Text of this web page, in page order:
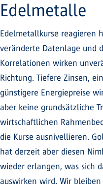
Edelmetalle
Edelmetallkurse reagieren
veränderte Datenlage und
Korrelationen wirken
Richtung. Tiefere Zinsen,
günstigere Energiepreise
aber keine grundsätzliche
wirtschaftlichen
die Kurse ausnivellieren.
hat derzeit aber diesen
wieder erlangen, was sich
auswirken wird. Wir